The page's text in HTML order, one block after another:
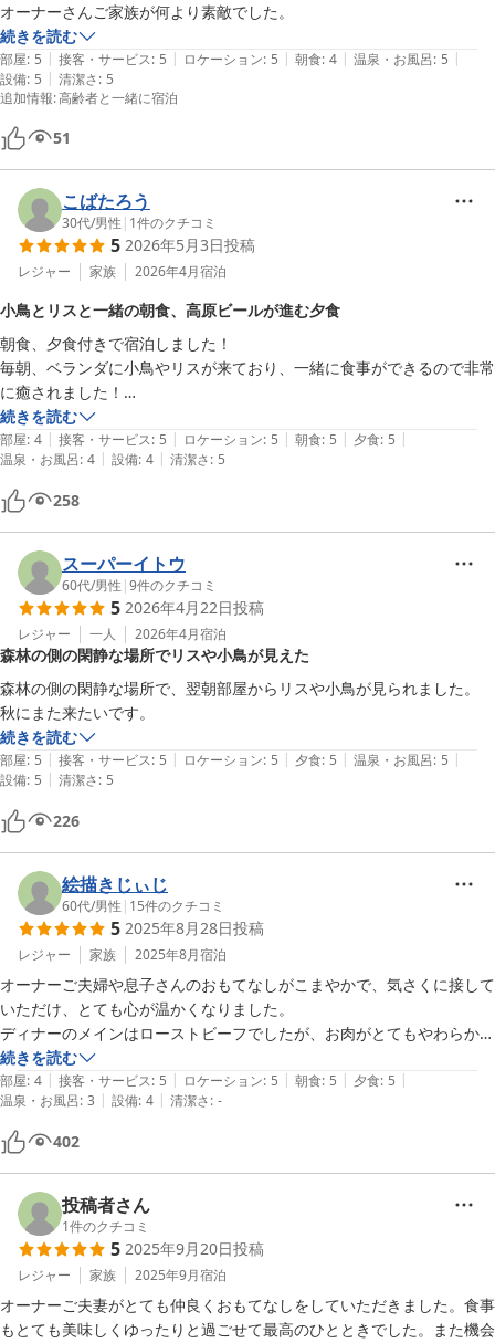
続きを読む
部屋: 5 | 接客・サービス: 5 | ロケーション: 5 | 朝食: 4 | 温泉・お風呂: 5 |
設備: 5 | 清潔さ: 5
追加情報:高齢者と一緒に宿泊
51
こばたろう
30代/男性 | 1件のクチコミ
5 2026年5月3日投稿
レジャー 家族 2026年4月宿泊
小鳥とリスと一緒の朝食、高原ビールが進む夕食
朝食、夕食付きで宿泊しました！
毎朝、ベランダに小鳥やリスが来ており、一緒に食事ができるので非常
に癒されました！
夕食も食べれば食べるほど食欲が出て来て、高原ビールがすすみまし
た！
またぜひ泊まりに行きます！
続きを読む
部屋: 4 | 接客・サービス: 5 | ロケーション: 5 | 朝食: 5 | 夕食: 5 |
温泉・お風呂: 4 | 設備: 4 | 清潔さ: 5
258
スーパーイトウ
60代/男性 |9件のクチコミ
5 2026年4月22日投稿
レジャー 一人 2026年4月宿泊
森林の側の閑静な場所でリスや小鳥が見えた
森林の側の閑静な場所で、翌朝部屋からリスや小鳥が見られました。
秋にまた来たいです。
続きを読む
部屋: 5 | 接客・サービス: 5 | ロケーション: 5 | 夕食: 5 | 温泉・お風呂: 5 |
設備: 5 | 清潔さ: 5
226
絵描きじぃじ
60代/男性 | 15件のクチコミ
5 2025年8月28日投稿
レジャー 家族 2025年8月宿泊
オーナーご夫婦や息子さんのおもてなしがこまやかで、気さくに接して
いただけ、とても心が温かくなりました。
ディナーのメインはローストビーフでしたが、お肉がとてもやわらかく
て美味しかったです。これまで食べたローストビーフの中で一番おいし
かった。他の料理も食材本来のおいしさを引き出すような味付けで、と
ても美味しかったです。
朝は森に面したテラスで、さわやかな空気を吸いながら、野菜いっぱい
の朝食をおいしくいただきました。
食器も可愛く素敵なものばかりで、食事をより一層美味しくしてくれま
した。
続きを読む
部屋: 4 | 接客・サービス: 5 | ロケーション: 5 | 朝食: 5 | 夕食: 5 |
温泉・お風呂: 3 | 設備: 4 | 清潔さ: -
402
投稿者さん
1件のクチコミ
5 2025年9月20日投稿
レジャー 家族 2025年9月宿泊
オーナーご夫妻がとても仲良くおもてなしをしていただきました。食事
もとても美味しくゆったりと過ごせて最高のひとときでした。また機会